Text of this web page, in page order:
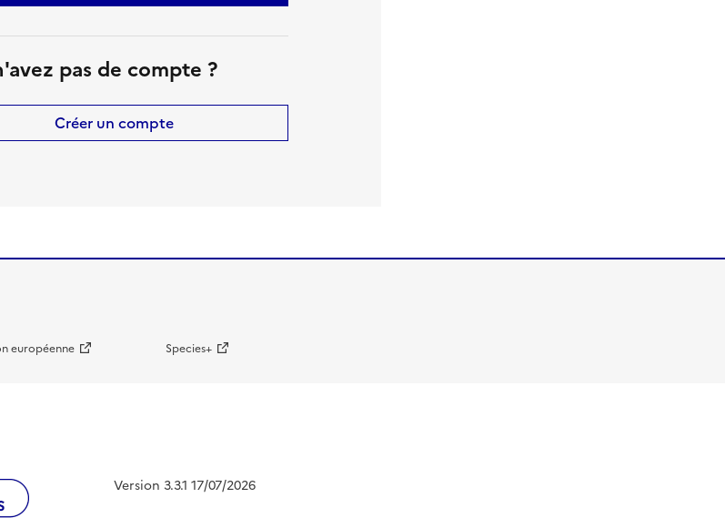
pas de compte ?
Créer un compte
européenne Species+
Version 3.3.1 17/07/2026